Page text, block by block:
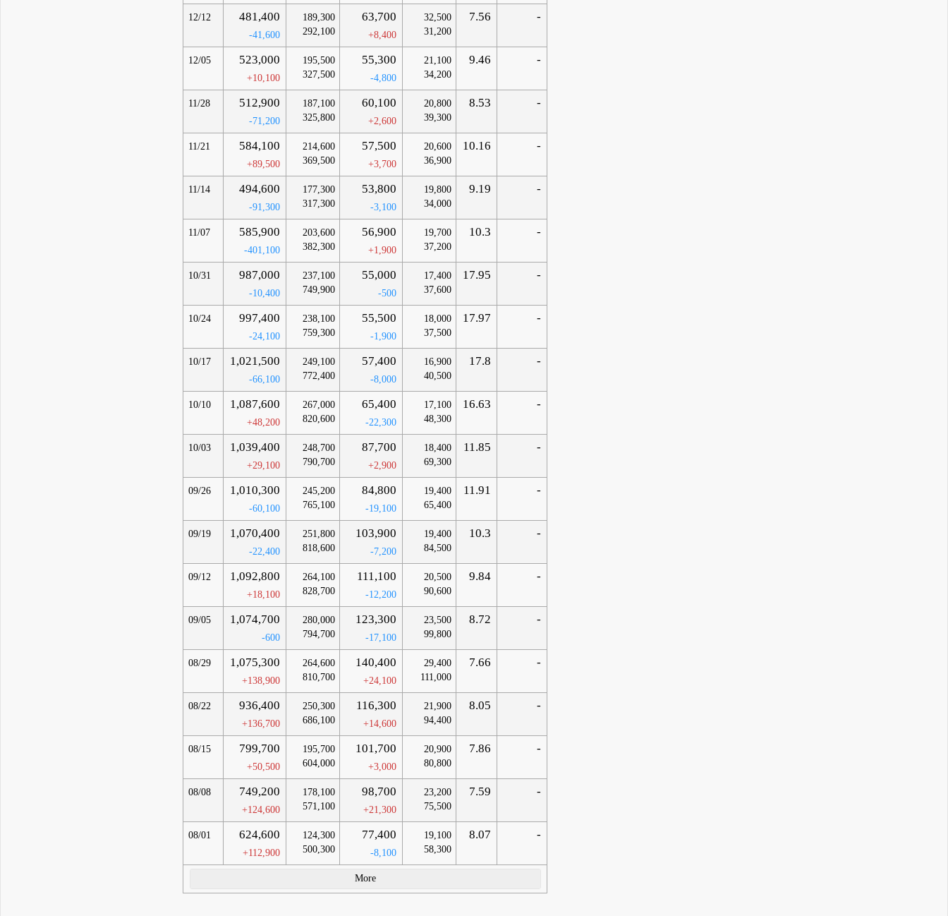
12/12 481,400
-41,600
189,300
292,100
63,700
+8,400
32,500
31,200
7.56 -
12/05 523,000
+10,100
195,500
327,500
55,300
-4,800
21,100
34,200
9.46 -
11/28 512,900
-71,200
187,100
325,800
60,100
+2,600
20,800
39,300
8.53 -
11/21 584,100
+89,500
214,600
369,500
57,500
+3,700
20,600
36,900
10.16 -
11/14 494,600
-91,300
177,300
317,300
53,800
-3,100
19,800
34,000
9.19 -
11/07 585,900
-401,100
203,600
382,300
56,900
+1,900
19,700
37,200
10.3 -
10/31 987,000
-10,400
237,100
749,900
55,000
-500
17,400
37,600
17.95 -
10/24 997,400
-24,100
238,100
759,300
55,500
-1,900
18,000
37,500
17.97 -
10/17 1,021,500
-66,100
249,100
772,400
57,400
-8,000
16,900
40,500
17.8 -
10/10 1,087,600
+48,200
267,000
820,600
65,400
-22,300
17,100
48,300
16.63 -
10/03 1,039,400
+29,100
248,700
790,700
87,700
+2,900
18,400
69,300
11.85 -
09/26 1,010,300
-60,100
245,200
765,100
84,800
-19,100
19,400
65,400
11.91 -
09/19 1,070,400
-22,400
251,800
818,600
103,900
-7,200
19,400
84,500
10.3 -
09/12 1,092,800
+18,100
264,100
828,700
111,100
-12,200
20,500
90,600
9.84 -
09/05 1,074,700
-600
280,000
794,700
123,300
-17,100
23,500
99,800
8.72 -
08/29 1,075,300
+138,900
264,600
810,700
140,400
+24,100
29,400
111,000
7.66 -
08/22 936,400
+136,700
250,300
686,100
116,300
+14,600
21,900
94,400
8.05 -
08/15 799,700
+50,500
195,700
604,000
101,700
+3,000
20,900
80,800
7.86 -
08/08 749,200
+124,600
178,100
571,100
98,700
+21,300
23,200
75,500
7.59 -
08/01 624,600
+112,900
124,300
500,300
77,400
-8,100
19,100
58,300
8.07 -
More